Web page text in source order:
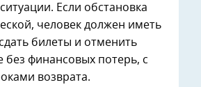
Если обстановка
человек должен иметь
билеты и отменить
без финансовых потерь, с
возврата.